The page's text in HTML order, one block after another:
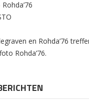
en Rohda’76
Rohda’76.